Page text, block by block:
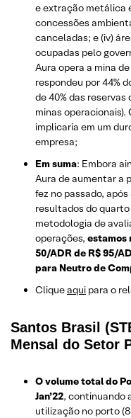
e extração metálica
concessões
canceladas; e (iv)
ocupadas pelo
Aura opera a mina
respondeu por 44%
de 40% das
minas
implicaria em um
empresa;
Em suma: Embora
Aura de aumentar a
fez no passado,
resultados do
metodologia de
operações, estamos
50/ADR de R$ 95/
para Neutro de
Cliqueaqui para o
Santos Brasil
Mensal do Setor
O volume total do
Jan’22, continuando
utilização no porto